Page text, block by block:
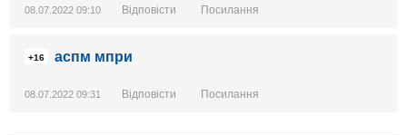
08.07.2022 09:10 Відповісти Посилання
+16 аспм мпри
08.07.2022 09:31 Відповісти Посилання